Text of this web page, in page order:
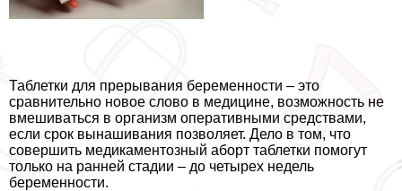
Таблетки для прерывания беременности – это
сравнительно новое слово в медицине, возможность не
вмешиваться в организм оперативными средствами,
если срок вынашивания позволяет. Дело в том, что
совершить медикаментозный aбopт таблетки помогут
только на ранней стадии – до четырех недель
беременности.